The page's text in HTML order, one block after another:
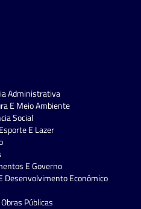
Administrativa
E Meio Ambiente
Social
E Lazer
E Governo
Desenvolvimento Econômico
Públicas